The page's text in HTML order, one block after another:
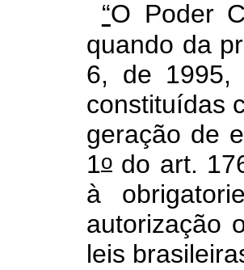
“O Poder
quando da
6, de 1995,
constituídas
geração de
1odo art.
à
autorização
leis